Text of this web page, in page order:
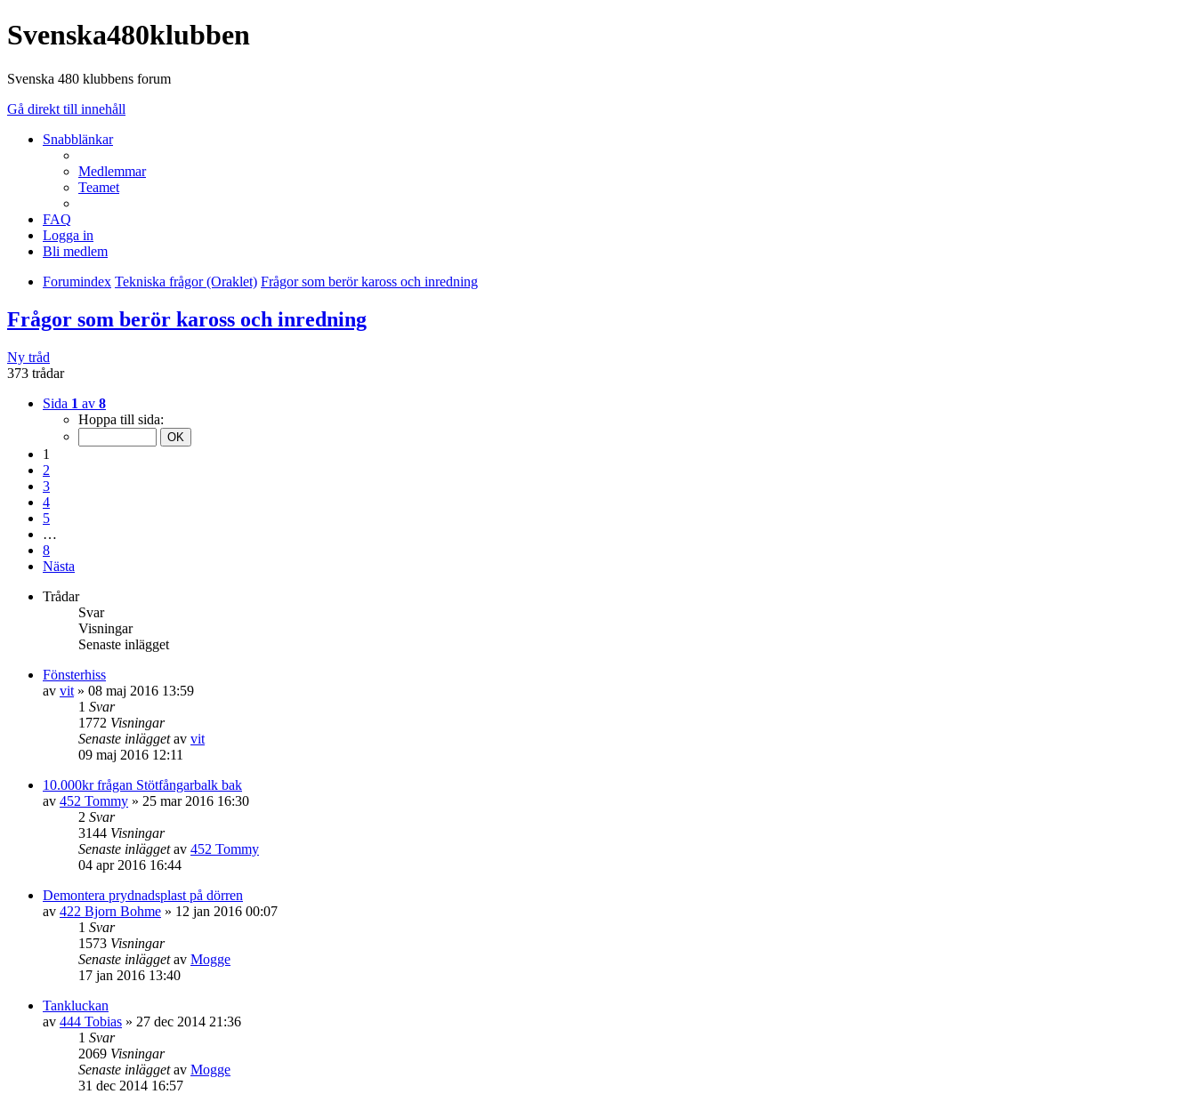
Svenska480klubben
Svenska 480 klubbens forum
Gå direkt till innehåll
Snabblänkar
Medlemmar
Teamet
FAQ
Logga in
Bli medlem
Forumindex Tekniska frågor (Oraklet) Frågor som berör kaross och inredning
Frågor som berör kaross och inredning
Ny tråd
373 trådar
Sida 1 av 8
Hoppa till sida:
1
2
3
4
5
…
8
Nästa
Trådar
Svar
Visningar
Senaste inlägget
Fönsterhiss
av vit » 08 maj 2016 13:59
1 Svar
1772 Visningar
Senaste inläggetav vit
09 maj 2016 12:11
10.000kr frågan Stötfångarbalk bak
av 452 Tommy » 25 mar 2016 16:30
2 Svar
3144 Visningar
Senaste inläggetav 452 Tommy
04 apr 2016 16:44
Demontera prydnadsplast på dörren
av 422 Bjorn Bohme » 12 jan 2016 00:07
1 Svar
1573 Visningar
Senaste inläggetav Mogge
17 jan 2016 13:40
Tankluckan
av 444 Tobias » 27 dec 2014 21:36
1 Svar
2069 Visningar
Senaste inläggetav Mogge
31 dec 2014 16:57